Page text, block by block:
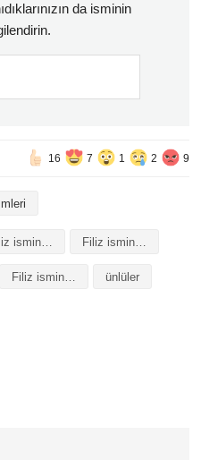
da isminin
16 7 1 2 9
Filiz isminin anlamı
Filiz isminin numerolojisi ünlüler